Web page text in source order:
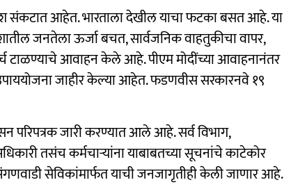
आहेत. भारताला देखील याचा फटका बसत आहे. या
जनतेला ऊर्जा बचत, सार्वजनिक वाहतुकीचा वापर,
टाळण्याचे आवाहन केले आहे. पीएम मोदींच्या आवाहनानंतर
उपाययोजना जाहीर केल्या आहेत. फडणवीस सरकारनवे १९
परिपत्रक जारी करण्यात आले आहे. सर्व विभाग,
तसंच कर्मचाऱ्यांना याबाबतच्या सूचनांचे काटेकोर
सेविकांमार्फत याची जनजागृतीही केली जाणार आहे.